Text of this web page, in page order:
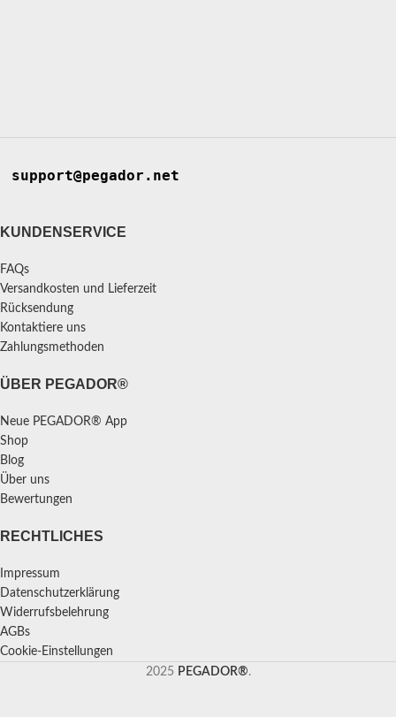
support@pegador.net
KUNDENSERVICE
FAQs
Versandkosten und Lieferzeit
Rücksendung
Kontaktiere uns
Zahlungsmethoden
ÜBER PEGADOR®
Neue PEGADOR® App
Shop
Blog
Über uns
Bewertungen
RECHTLICHES
Impressum
Datenschutzerklärung
Widerrufsbelehrung
AGBs
Cookie-Einstellungen
2025 PEGADOR®.